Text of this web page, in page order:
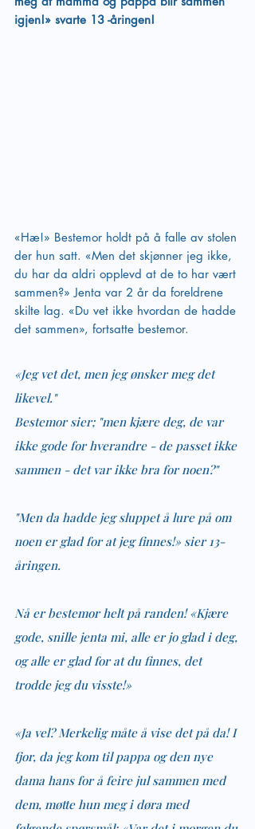
igjen!» svarte 13 -åringen!
«Hæ!» Bestemor holdt på å falle av stolen
der hun satt. «Men det skjønner jeg ikke,
du har da aldri opplevd at de to har vært
sammen?» Jenta var 2 år da foreldrene
skilte lag. «Du vet ikke hvordan de hadde
det sammen», fortsatte bestemor.
«Jeg vet det, men jeg ønsker meg det
likevel."
Bestemor sier; "men kjære deg, de var
ikke gode for hverandre - de passet ikke
sammen - det var ikke bra for noen?"
"Men da hadde jeg sluppet å lure på om
noen er glad for at jeg finnes!» sier 13-
åringen.
Nå er bestemor helt på randen! «Kjære
gode, snille jenta mi, alle er jo glad i deg,
og alle er glad for at du finnes, det
trodde jeg du visste!»
«Ja vel? Merkelig måte å vise det på da! I
fjor, da jeg kom til pappa og den nye
dama hans for å feire jul sammen med
dem, møtte hun meg i døra med